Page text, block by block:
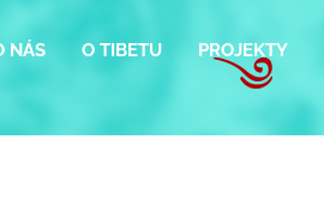
NÁS O TIBETU PROJEKTY